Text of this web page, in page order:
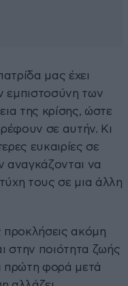
μας έχει
εμπιστοσύνη των
της κρίσης, ώστε
σε αυτήν. Κι
ευκαιρίες σε
να
τους σε μια άλλη
ακόμη
στην ποιότητα ζωής
πρώτη φορά μετά